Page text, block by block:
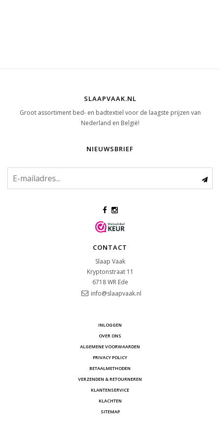
SLAAPVAAK.NL
Groot assortiment bed- en badtextiel voor de laagste prijzen van
Nederland en België!
NIEUWSBRIEF
CONTACT
Slaap Vaak
Kryptonstraat 11
6718 WR Ede
info@slaapvaak.nl
INLOGGEN
OVER ONS
ALGEMENE VOORWAARDEN
PRIVACY POLICY
BETAALMETHODEN
VERZENDEN & RETOURNEREN
KLANTENSERVICE
KLACHTEN
SITEMAP